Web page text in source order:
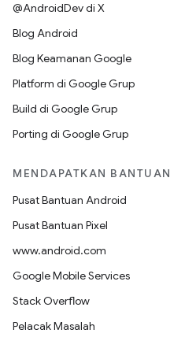
@AndroidDev di X
Blog Android
Blog Keamanan Google
Platform di Google Grup
Build di Google Grup
Porting di Google Grup
MENDAPATKAN BANTUAN
Pusat Bantuan Android
Pusat Bantuan Pixel
www.android.com
Google Mobile Services
Stack Overflow
Pelacak Masalah